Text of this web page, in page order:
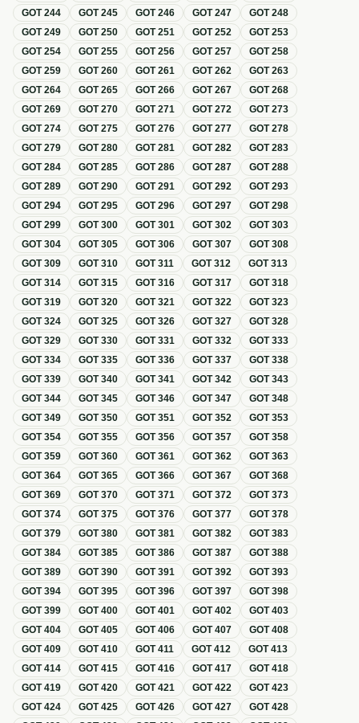
GOT244 GOT245 GOT246 GOT247 GOT248
GOT249 GOT250 GOT251 GOT252 GOT253
GOT254 GOT255 GOT256 GOT257 GOT258
GOT259 GOT260 GOT261 GOT262 GOT263
GOT264 GOT265 GOT266 GOT267 GOT268
GOT269 GOT270 GOT271 GOT272 GOT273
GOT274 GOT275 GOT276 GOT277 GOT278
GOT279 GOT280 GOT281 GOT282 GOT283
GOT284 GOT285 GOT286 GOT287 GOT288
GOT289 GOT290 GOT291 GOT292 GOT293
GOT294 GOT295 GOT296 GOT297 GOT298
GOT299 GOT300 GOT301 GOT302 GOT303
GOT304 GOT305 GOT306 GOT307 GOT308
GOT309 GOT310 GOT311 GOT312 GOT313
GOT314 GOT315 GOT316 GOT317 GOT318
GOT319 GOT320 GOT321 GOT322 GOT323
GOT324 GOT325 GOT326 GOT327 GOT328
GOT329 GOT330 GOT331 GOT332 GOT333
GOT334 GOT335 GOT336 GOT337 GOT338
GOT339 GOT340 GOT341 GOT342 GOT343
GOT344 GOT345 GOT346 GOT347 GOT348
GOT349 GOT350 GOT351 GOT352 GOT353
GOT354 GOT355 GOT356 GOT357 GOT358
GOT359 GOT360 GOT361 GOT362 GOT363
GOT364 GOT365 GOT366 GOT367 GOT368
GOT369 GOT370 GOT371 GOT372 GOT373
GOT374 GOT375 GOT376 GOT377 GOT378
GOT379 GOT380 GOT381 GOT382 GOT383
GOT384 GOT385 GOT386 GOT387 GOT388
GOT389 GOT390 GOT391 GOT392 GOT393
GOT394 GOT395 GOT396 GOT397 GOT398
GOT399 GOT400 GOT401 GOT402 GOT403
GOT404 GOT405 GOT406 GOT407 GOT408
GOT409 GOT410 GOT411 GOT412 GOT413
GOT414 GOT415 GOT416 GOT417 GOT418
GOT419 GOT420 GOT421 GOT422 GOT423
GOT424 GOT425 GOT426 GOT427 GOT428